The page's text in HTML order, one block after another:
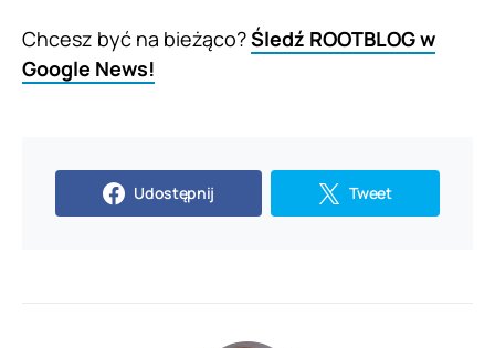
Chcesz być na bieżąco?Śledź ROOTBLOG w
Google News!
Udostępnij Tweet